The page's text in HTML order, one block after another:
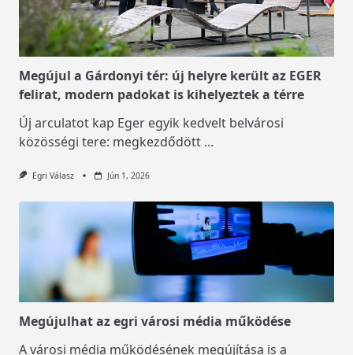
Megújul a Gárdonyi tér: új helyre került az EGER
felirat, modern padokat is kihelyeztek a térre
Új arculatot kap Eger egyik kedvelt belvárosi
közösségi tere: megkezdődött ...
Egri Válasz Jún 1, 2026
Megújulhat az egri városi média működése
A városi média működésének megújítása is a